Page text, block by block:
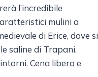
l’incredibile
mulini a
di Erice, dove si
saline di Trapani.
Cena libera e